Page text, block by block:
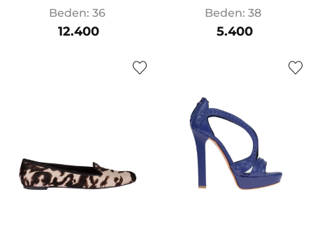
Beden: 36
12.400
Beden: 38
5.400